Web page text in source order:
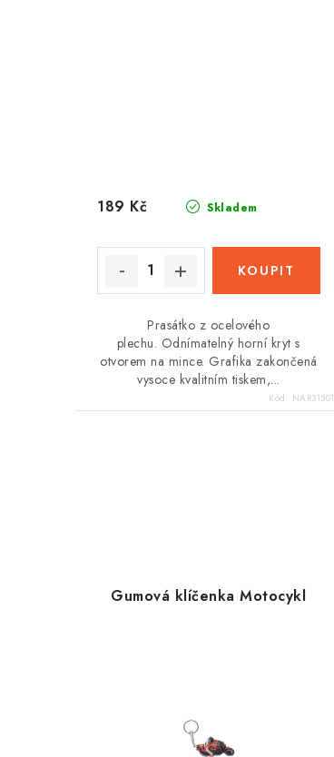
Skladem
189 Kč
Prasátko z ocelového
plechu. Odnímatelný horní kryt s
otvorem na mince. Grafika zakončená
vysoce kvalitním tiskem,...
Kód: NAR31501
Gumová klíčenka Motocykl